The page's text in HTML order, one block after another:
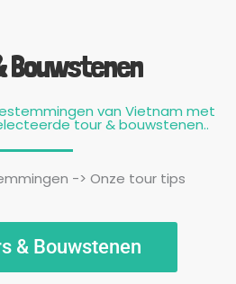
Bouwstenen
van Vietnam met
tour & bouwstenen..
-> Onze tour tips
& Bouwstenen